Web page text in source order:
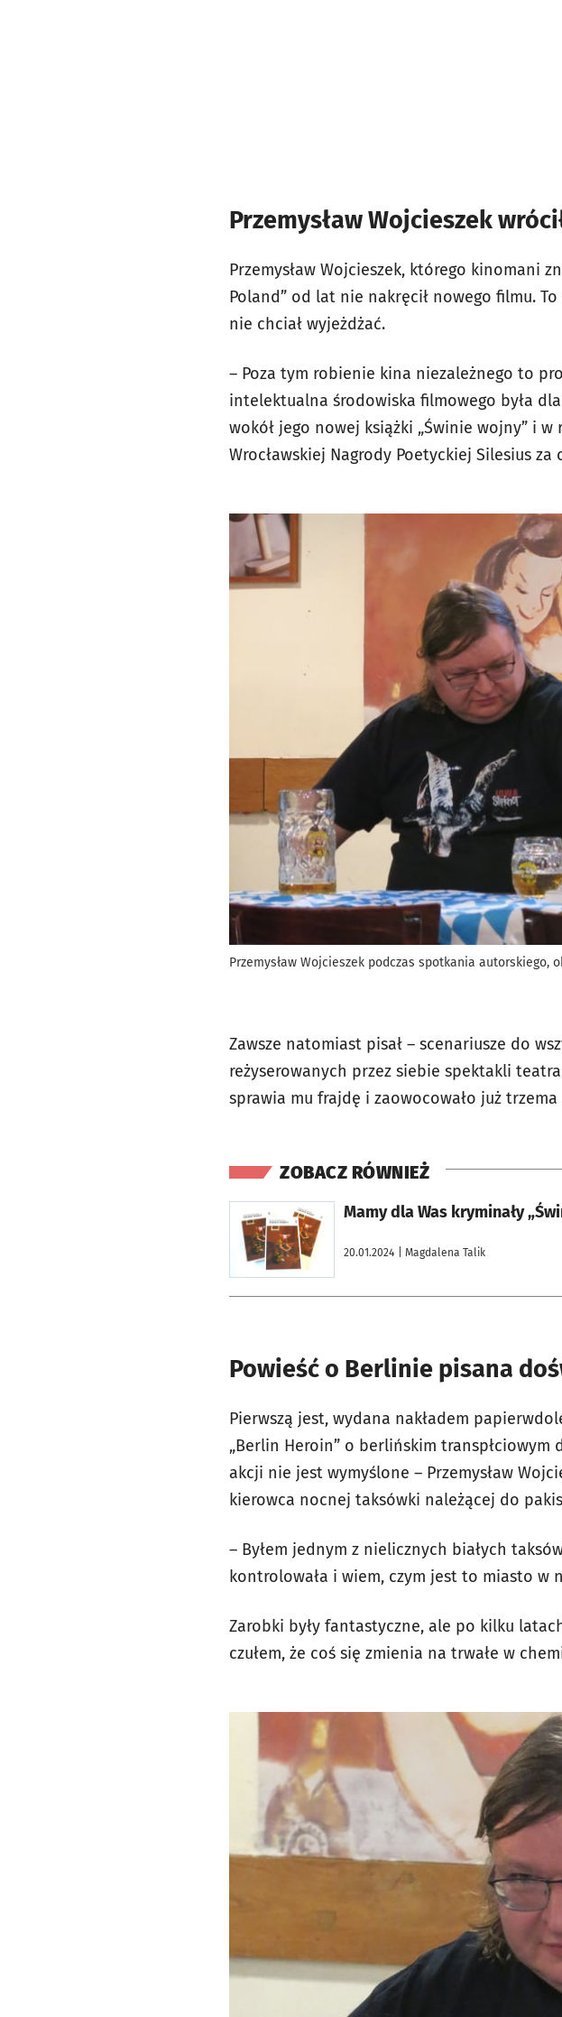
Przemysław Wojcieszek
Przemysław Wojcieszek, którego kinomani
Poland” od lat nie nakręcił nowego filmu.
nie chciał wyjeżdżać.
– Poza tym robienie kina niezależnego to
intelektualna środowiska filmowego była
wokół jego nowej książki „Świnie wojny” i
Wrocławskiej Nagrody Poetyckiej Silesius za
Przemysław Wojcieszek podczas spotkania autorskiego,
Zawsze natomiast pisał – scenariusze do
reżyserowanych przez siebie spektakli
sprawia mu frajdę i zaowocowało już
ZOBACZ RÓWNIEŻ
Mamy dla Was kryminały
20.01.2024 | Magdalena Talik
otworzy się w nowej karcie
Powieść o Berlinie pisana
Pierwszą jest, wydana nakładem
„Berlin Heroin” o berlińskim
akcji nie jest wymyślone – Przemysław
kierowca nocnej taksówki należącej do
– Byłem jednym z nielicznych białych
kontrolowała i wiem, czym jest to miasto w
Zarobki były fantastyczne, ale po kilku
czułem, że coś się zmienia na trwałe w